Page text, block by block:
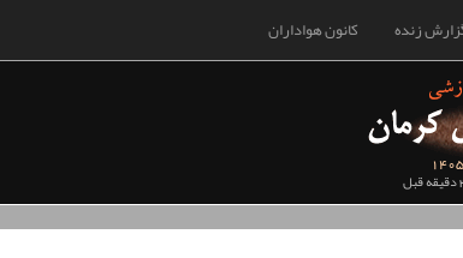
کانون هواداران زنده